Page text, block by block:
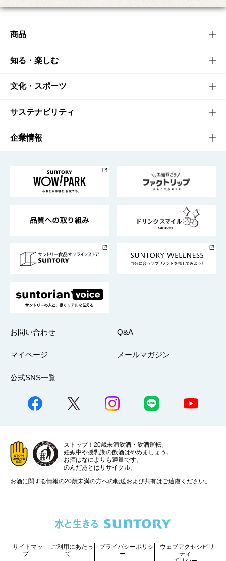
商品
商品TOP
商品一覧
商品発売情報
栄養成分一覧
知る・楽しむ
知る・楽しむTOP
キャンペーン
工場見学
地域情報
文化・スポーツ
文化・スポーツTOP
サントリーホール
サントリーサンバーズ大阪
サステナビリティ
サステナビリティTOP
サントリーが考えるサステナビリティ経営
企業情報
企業概要
採用情報
お問い合わせ Q&A
マイページ メールマガジン
公式SNS一覧
ストップ！20歳未満飲酒・飲酒運転。
妊娠中や授乳期の飲酒はやめましょう。
お酒はなによりも適量です。
のんだあとはリサイクル。
お酒に関する情報の20歳未満の方への転送および共有はご遠慮ください。
サイトマッ
プ
ご利用にあたっ
て
プライバシーポリシ
ー
ウェブアクセシビリ
ティ